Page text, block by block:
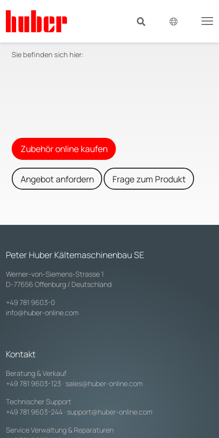
Sie befinden sich hier:
Zubehör online kaufen
Angebot anfordern Frage zum Produkt
Peter Huber Kältemaschinenbau SE
Werner-von-Siemens-Strasse 1
D-77656 Offenburg / Deutschland
+49 781 9603-0
info@huber-online.com
Kontakt
Beratung & Verkauf
+49 781 9603-123 · sales@huber-online.com
Technischer Support
+49 781 9603-244 · support@huber-online.com
Service Verwaltung & Reparaturen